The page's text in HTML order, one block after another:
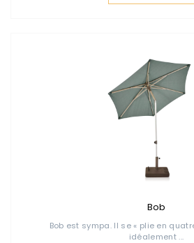
Bob
Bob est sympa. Il se « plie en
idéalement ...